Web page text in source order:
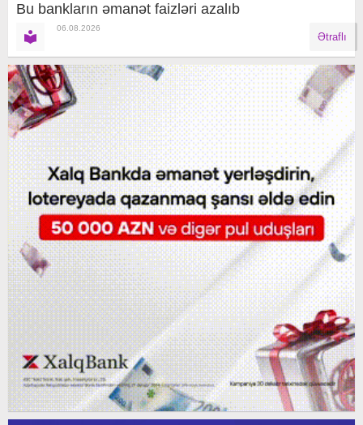
Bu bankların əmanət faizləri azalıb
06.08.2026
Ətraflı